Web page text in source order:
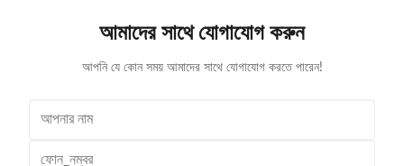
আমাদের সাথে যোগাযোগ করুন
আপনি যে কোন সময় আমাদের সাথে যোগাযোগ করতে পারেন!